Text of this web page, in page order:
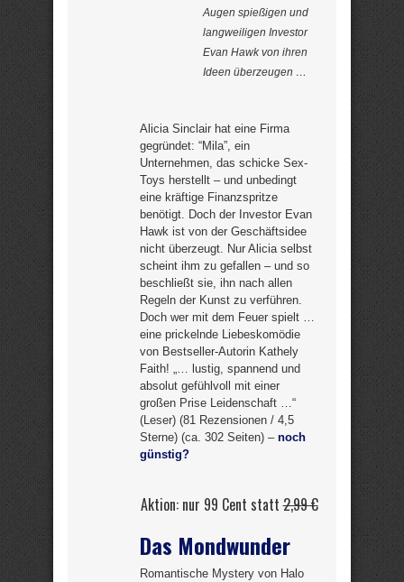
Augen spießigen und
langweiligen Investor
Evan Hawk von ihren
Ideen überzeugen …
Alicia Sinclair hat eine Firma
gegründet: “Mila”, ein
Unternehmen, das schicke Sex-
Toys herstellt – und unbedingt
eine kräftige Finanzspritze
benötigt. Doch der Investor Evan
Hawk ist von der Geschäftsidee
nicht überzeugt. Nur Alicia selbst
scheint ihm zu gefallen – und so
beschließt sie, ihn nach allen
Regeln der Kunst zu verführen.
Doch wer mit dem Feuer spielt …
eine prickelnde Liebeskomödie
von Bestseller-Autorin Kathely
Faith! „… lustig, spannend und
absolut gefühlvoll mit einer
großen Prise Leidenschaft …“
(Leser) (81 Rezensionen / 4,5
Sterne) (ca. 302 Seiten) – noch
günstig?
Aktion: nur 99 Cent statt2,99 €
Das Mondwunder
Romantische Mystery von Halo